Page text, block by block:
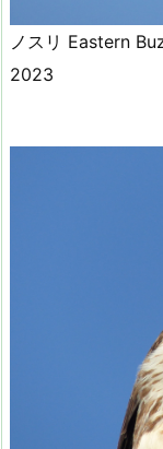
ノスリ Eastern
2023